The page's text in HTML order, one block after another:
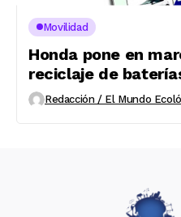
Movilidad
Honda pone en
reciclaje de
Redacción / El Mundo